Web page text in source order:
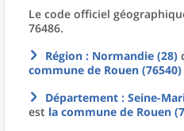
Le code officiel
76486.
Région : Normandie (28)
commune de Rouen (76540)
Département : Seine-
est la commune de Rouen